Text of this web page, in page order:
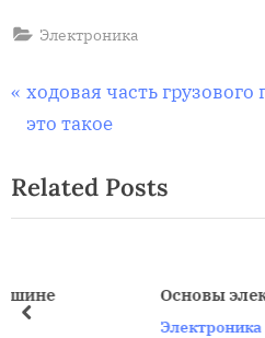
Электроника
Навигация
записям
P
r
v
i
s
ходовая часть грузового
это такое
Related Posts
Основы
Электроника
prev